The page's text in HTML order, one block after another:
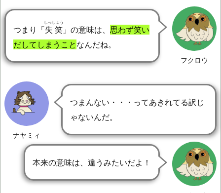
フクロウ
つまり「失笑
しっしょう
」の意味は、 思わず笑い
だしてしまうこと なんだね。
ナヤミィ
つまんない・・・ってあきれてる訳じ
ゃないんだ。
本来の意味は、違うみたいだよ！